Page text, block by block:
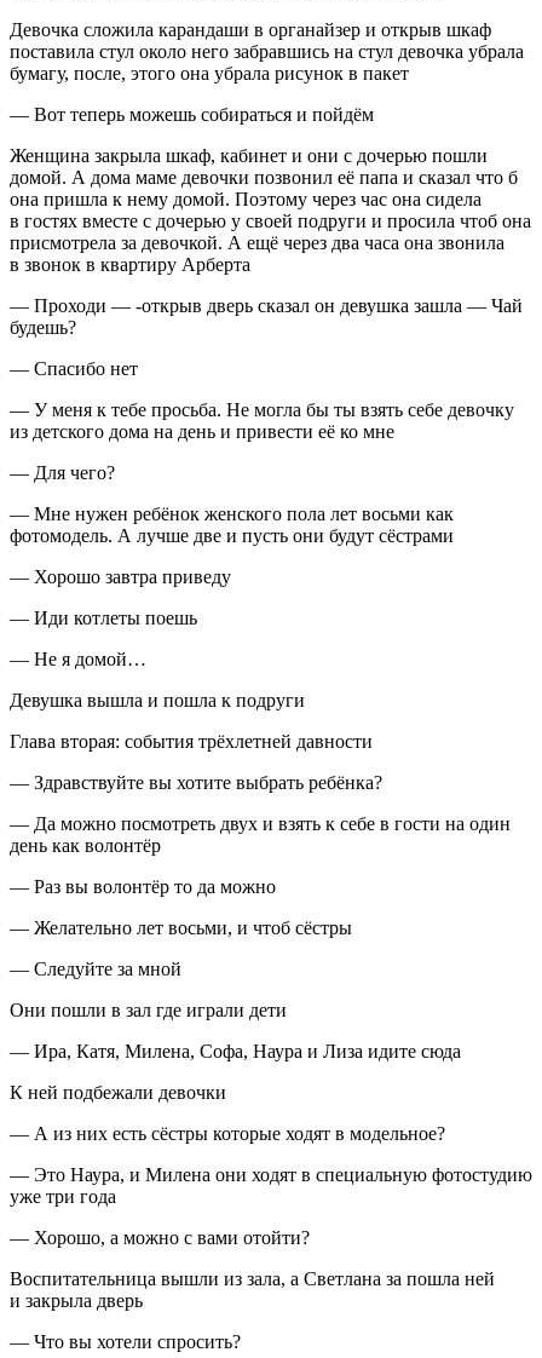
Девочка сложила карандаши в органайзер и открыв шкаф
поставила стул около него забравшись на стул девочка убрала
бумагу, после, этого она убрала рисунок в пакет
— Вот теперь можешь собираться и пойдём
Женщина закрыла шкаф, кабинет и они с дочерью пошли
домой. А дома маме девочки позвонил её папа и сказал что б
она пришла к нему домой. Поэтому через час она сидела
в гостях вместе с дочерью у своей подруги и просила чтоб она
присмотрела за девочкой. А ещё через два часа она звонила
в звонок в квартиру Арберта
— Проходи — -открыв дверь сказал он девушка зашла — Чай
будешь?
— Спасибо нет
— У меня к тебе просьба. Не могла бы ты взять себе девочку
из детского дома на день и привести её ко мне
— Для чего?
— Мне нужен ребёнок женского пола лет восьми как
фотомодель. А лучше две и пусть они будут сёстрами
— Хорошо завтра приведу
— Иди котлеты поешь
— Не я домой…
Девушка вышла и пошла к подруги
Глава вторая: события трёхлетней давности
— Здравствуйте вы хотите выбрать ребёнка?
— Да можно посмотреть двух и взять к себе в гости на один
день как волонтёр
— Раз вы волонтёр то да можно
— Желательно лет восьми, и чтоб сёстры
— Следуйте за мной
Они пошли в зал где играли дети
— Ира, Катя, Милена, Софа, Наура и Лиза идите сюда
К ней подбежали девочки
— А из них есть сёстры которые ходят в модельное?
— Это Наура, и Милена они ходят в специальную фотостудию
уже три года
— Хорошо, а можно с вами отойти?
Воспитательница вышли из зала, а Светлана за пошла ней
и закрыла дверь
— Что вы хотели спросить?